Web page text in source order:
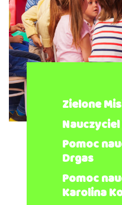
Zielone
Pomoc
Drgas
Pomoc
Karolina